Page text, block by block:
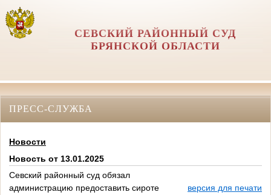
СЕВСКИЙ РАЙОННЫЙ СУД
БРЯНСКОЙ ОБЛАСТИ
ПРЕСС-СЛУЖБА
Новости
Новость от 13.01.2025
Севский районный суд обязал
администрацию предоставить сироте
версия для печати